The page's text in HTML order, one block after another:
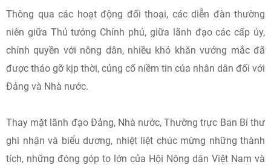
Thông qua các hoạt động đối thoại, các diễn đàn thường
niên giữa Thủ tướng Chính phủ, giữa lãnh đạo các cấp ủy,
chính quyền với nông dân, nhiều khó khăn vướng mắc đã
được tháo gỡ kịp thời, củng cố niềm tin của nhân dân đối với
Đảng và Nhà nước.
Thay mặt lãnh đạo Đảng, Nhà nước, Thường trực Ban Bí thư
ghi nhận và biểu dương, nhiệt liệt chúc mừng những thành
tích, những đóng góp to lớn của Hội Nông dân Việt Nam và